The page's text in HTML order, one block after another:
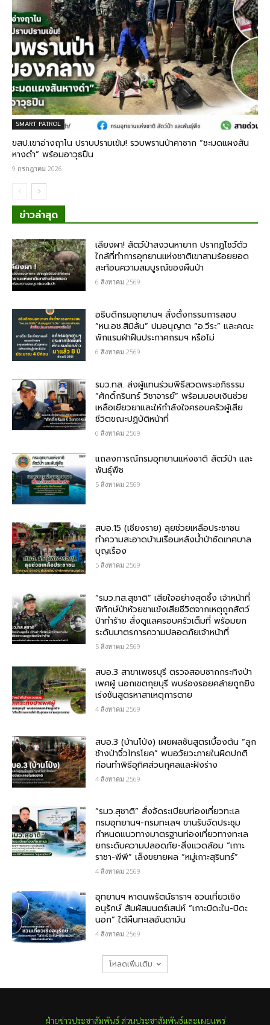
SMART PATROL
ขสป.เขาอ่างฤาไน ปราบปรามเข้ม! รวบพรานป่าคาซาก “ชะมดแผงสัน
หางดำ” พร้อมอาวุธปืน
9 กรกฎาคม 2026
ข่าวล่าสุด
เลียงผา! สัตว์ป่าสงวนหายาก ปรากฏโชว์ตัว
ใกล้ที่ทำการอุทยานแห่งชาติเขาสามร้อยยอด
สะท้อนความสมบูรณ์ของผืนป่า
6 สิงหาคม 2569
อธิบดีกรมอุทยานฯ​ สั่งตั้งกรรมการสอบ
“หน.อช.สิมิลัน” ปมอนุญาต “อ.วีระ” และคณะ
พักแรมฝ่าฝืนประกาศกรมฯ หรือไม่
6 สิงหาคม 2569
รมว.ทส. ส่งผู้แทนร่วมพิธีสวดพระอภิธรรม
“ศักดิ์กรินทร์ วิชาจารย์” พร้อมมอบเงินช่วย
เหลือเยียวยาและให้กำลังใจครอบครัวผู้เสีย
ชีวิตขณะปฏิบัติหน้าที่
6 สิงหาคม 2569
แถลงการณ์กรมอุทยานแห่งชาติ สัตว์ป่า และ
พันธุ์พืช
5 สิงหาคม 2569
สบอ.15 (เชียงราย) ลุยช่วยเหลือประชาชน
ทำความสะอาดบ้านเรือนหลังน้ำป่าซัดเทศบาล
บุญเรือง
5 สิงหาคม 2569
“รมว.ทส.สุชาติ” เสียใจอย่างสุดซึ้ง เจ้าหน้าที่
พิทักษ์ป่าห้วยขาแข้งเสียชีวิตจากเหตุถูกสัตว์
ป่าทำร้าย สั่งดูแลครอบครัวเต็มที่ พร้อมยก
ระดับมาตรการความปลอดภัยเจ้าหน้าที่
5 สิงหาคม 2569
สบอ.3 สาขาเพชรบุรี ตรวจสอบซากกระทิงป่า
เพศผู้ นอกเขตกุยบุรี พบร่องรอยคล้ายถูกยิง
เร่งชันสูตรหาสาเหตุการตาย
4 สิงหาคม 2569
สบอ.3 (บ้านโป่ง) เผยผลชันสูตรเบื้องต้น “ลูก
ช้างป่าจิ๋วไทรโยค” พบอวัยวะภายในผิดปกติ
ก่อนทำพิธีอุทิศส่วนกุศลและฝังร่าง
4 สิงหาคม 2569
“รมว.สุชาติ” สั่งจัดระเบียบท่องเที่ยวทะเล
กรมอุทยานฯ-กรมทะเลฯ ขานรับจัดประชุม
กำหนดแนวทางมาตรฐานท่องเที่ยวทางทะเล
ยกระดับความปลอดภัย-สิ่งแวดล้อม “เกาะ
ราชา-พีพี” เล็งขยายผล “หมู่เกาะสุรินทร์”
4 สิงหาคม 2569
อุทยานฯ หาดนพรัตน์ธาราฯ ชวนเที่ยวเชิง
อนุรักษ์ สัมผัสมนตร์เสน่ห์ “เกาะบิดะใน-บิดะ
นอก” ใต้ผืนทะเลอันดามัน
4 สิงหาคม 2569
โหลดเพิ่มเติม
ฝ่ายข่าวประชาสัมพันธ์ ส่วนประชาสัมพันธ์และเผยแพร่